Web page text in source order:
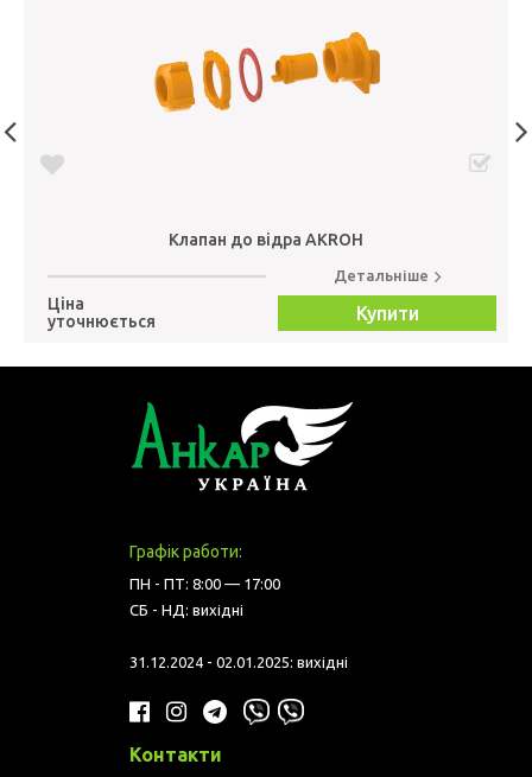
Клапан до відра AKROН
Ціна
уточнюється
Детальніше
Купити
Графік работи:
ПН - ПТ: 8:00 — 17:00
СБ - НД: вихідні
31.12.2024 - 02.01.2025: вихідні
Контакти